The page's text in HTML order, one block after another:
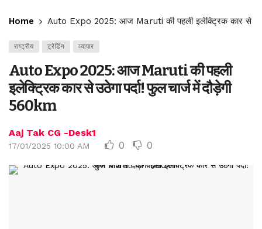
Home Auto Expo 2025: आज Maruti की पहली इलेक्ट्रिक कार से
राष्ट्रीय ट्रेंडिंग व्यापार
Auto Expo 2025: आज Maruti की पहली
इलेक्ट्रिक कार से उठेगा पर्दा! फुल चार्ज में दौड़ेगी
560km
Aaj Tak CG -Desk1
17/01/2025 10:00 AM 0 0